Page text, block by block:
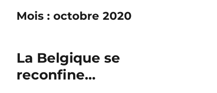
Mois :octobre 2020
La Belgique se
reconfine…